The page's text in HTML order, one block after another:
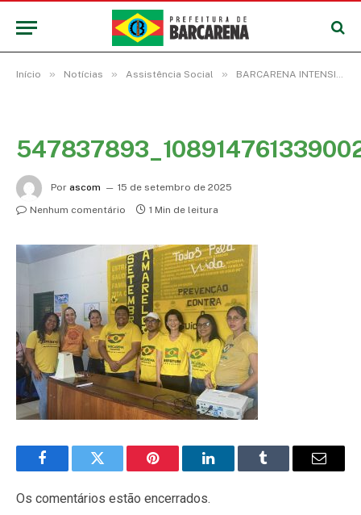
Início » Notícias » Assistência Social » BARCARENA INTENSIFICA AÇÕES DE CONSCIENTIZAÇÃO SOBRE SAÚDE MENTAL DURANTE SETEMBRO AMARELO
Por ascom
15 de setembro de 2025
Nenhum comentário
1 Min de leitura
FacebookTwitter Pinterest LinkedInTumblr
E-
Os comentários estão encerrados.